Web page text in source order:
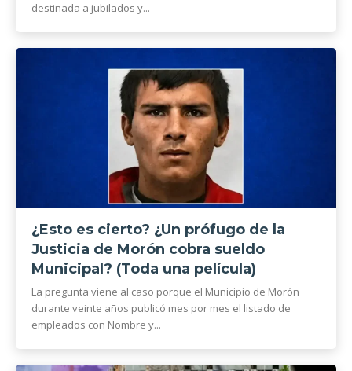
destinada a jubilados y...
¿Esto es cierto? ¿Un prófugo de la
Justicia de Morón cobra sueldo
Municipal? (Toda una película)
La pregunta viene al caso porque el Municipio de Morón
durante veinte años publicó mes por mes el listado de
empleados con Nombre y...